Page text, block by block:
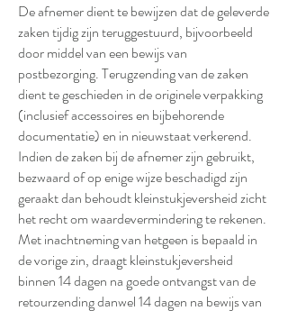
De afnemer dient te bewijzen dat de geleverde
zaken tijdig zijn teruggestuurd, bijvoorbeeld
door middel van een bewijs van
postbezorging. Terugzending van de zaken
dient te geschieden in de originele verpakking
(inclusief accessoires en bijbehorende
documentatie) en in nieuwstaat verkerend.
Indien de zaken bij de afnemer zijn gebruikt,
bezwaard of op enige wijze beschadigd zijn
geraakt dan behoudt kleinstukjeversheid zicht
het recht om waardevermindering te rekenen.
Met inachtneming van hetgeen is bepaald in
de vorige zin, draagt kleinstukjeversheid
binnen 14 dagen na goede ontvangst van de
retourzending danwel 14 dagen na bewijs van